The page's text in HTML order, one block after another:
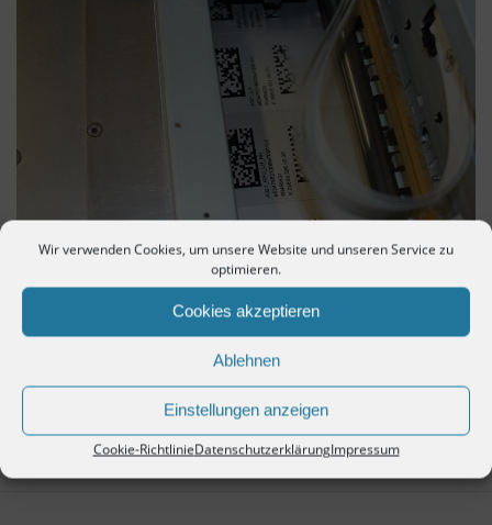
Wir verwenden Cookies, um unsere Website und unseren Service zu
optimieren.
Cookies akzeptieren
Ablehnen
Einstellungen anzeigen
Cookie-RichtlinieDatenschutzerklärungImpressum
Aluminiu
m
Thermodi
gital, alles
ist
möglich